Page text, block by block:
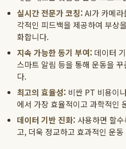
실시간 전문가 코칭: AI가 카메
각적인 피드백을 제공하여 부상
화합니다.
지속 가능한 동기 부여: 데이터
스마트 알림 등을 통해 운동을
다.
최고의 효율성: 비싼 PT 비용이
에서 가장 효율적이고 과학적인
데이터 기반 진화: 사용하면 할
고, 더욱 정교하고 효과적인 운